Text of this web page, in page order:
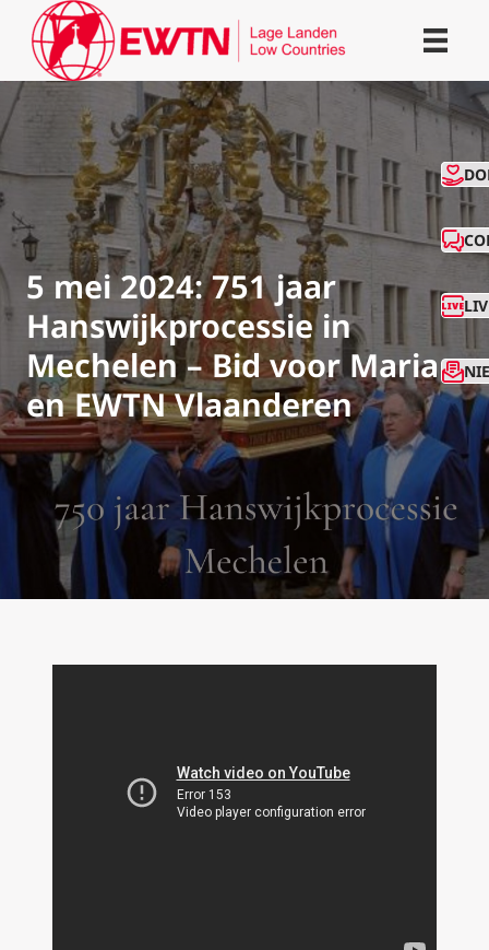
5 mei 2024: 751 jaar
Hanswijkprocessie in
Mechelen – Bid voor Maria
en EWTN Vlaanderen